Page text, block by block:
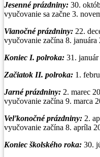
Jesenné prázdniny: 30.
vyučovanie sa začne 3.
Vianočné prázdniny: 22.
vyučovanie začína 8. januára
Koniec I. polroka: 31.
Začiatok II. polroka: 1.
Jarné prázdniny: 2. marec
vyučovanie začína 9. marca
Veľkonočné prázdniny: 2.
vyučovanie začína 8. apríla
Koniec školského roka: 30.